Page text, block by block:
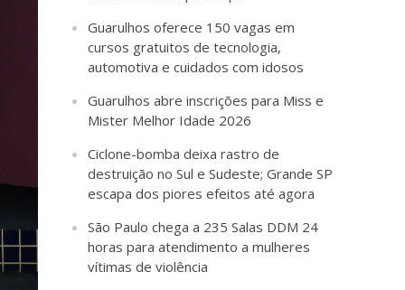
Guarulhos oferece 150 vagas em
cursos gratuitos de tecnologia,
automotiva e cuidados com idosos
Guarulhos abre inscrições para Miss e
Mister Melhor Idade 2026
Ciclone-bomba deixa rastro de
destruição no Sul e Sudeste; Grande SP
escapa dos piores efeitos até agora
São Paulo chega a 235 Salas DDM 24
horas para atendimento a mulheres
vítimas de violência